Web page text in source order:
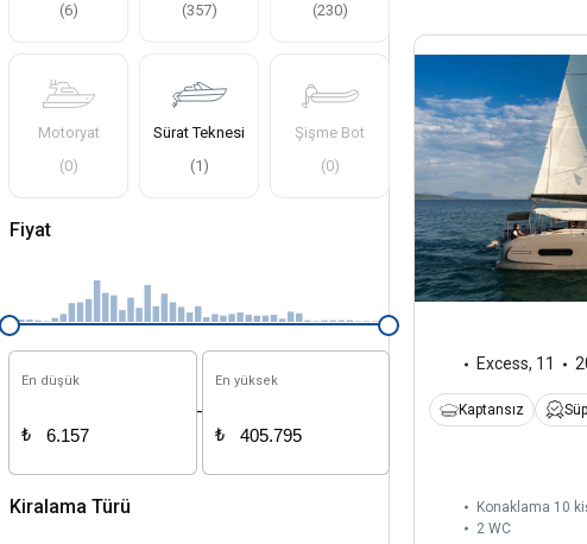
(6)
(357)
(230)
Motoryat
(0)
Sürat Teknesi
(1 )
Şişme Bot
(0)
Fiyat
En düşük
₺
-
En yüksek
₺
Kiralama Türü
Excess, 11
Kaptansız
Konaklama 10
2 WC